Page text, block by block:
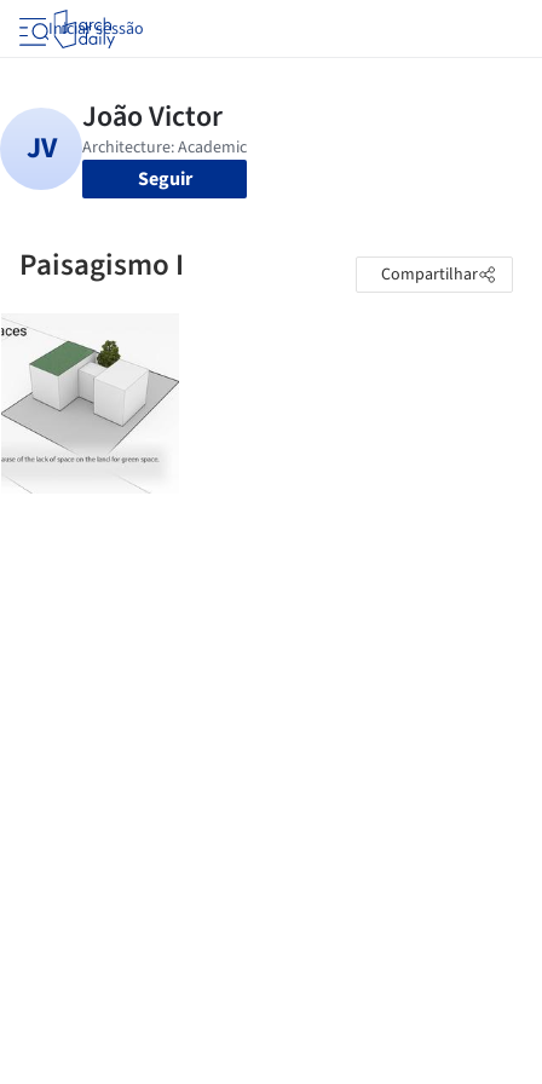
Iniciar sessão
Seguir
Paisagismo I Compartilhar